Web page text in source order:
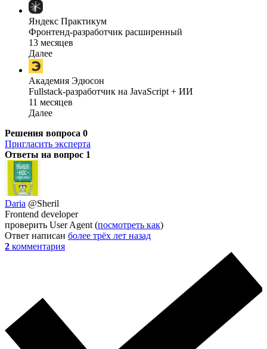
Яндекс Практикум
Фронтенд-разработчик расширенный
13 месяцев
Далее
Академия Эдюсон
Fullstack-разработчик на JavaScript + ИИ
11 месяцев
Далее
Решения вопроса 0
Пригласить эксперта
Ответы на вопрос 1
Daria @Sheril
Frontend developer
проверить User Agent (посмотреть как)
Ответ написан более трёх лет назад
2 комментария